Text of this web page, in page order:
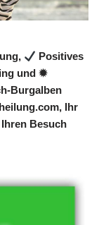
Positives
und ✹
Burgalben
Ihr
Besuch